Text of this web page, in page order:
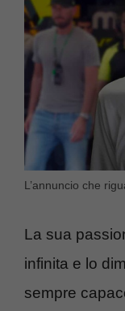
L’annuncio che
La sua
infinita e lo
sempre